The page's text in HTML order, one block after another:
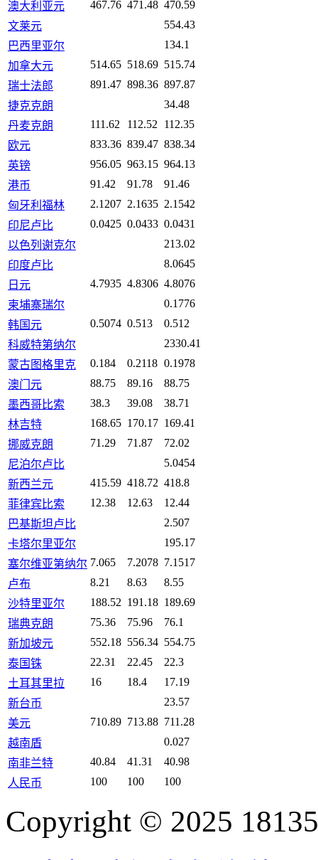
澳大利亚元 467.76 471.48 470.59
文莱元
554.43
巴西里亚尔
134.1
加拿大元
514.65 518.69 515.74
瑞士法郎
891.47 898.36 897.87
捷克克朗
34.48
丹麦克朗
111.62 112.52
112.35
欧元
833.36 839.47 838.34
英镑
956.05 963.15 964.13
港币
91.42 91.78
91.46
匈牙利福林
2.1207 2.1635 2.1542
印尼卢比
0.0425 0.0433 0.0431
以色列谢克尔
213.02
印度卢比
8.0645
日元
4.7935 4.8306 4.8076
柬埔寨瑞尔
0.1776
韩国元
0.5074 0.513
0.512
科威特第纳尔
2330.41
蒙古图格里克
0.184 0.2118 0.1978
澳门元
88.75 89.16
88.75
墨西哥比索
38.3 39.08
38.71
林吉特
168.65 170.17 169.41
挪威克朗
71.29 71.87
72.02
尼泊尔卢比
5.0454
新西兰元
415.59 418.72 418.8
菲律宾比索
12.38 12.63
12.44
巴基斯坦卢比
2.507
卡塔尔里亚尔
195.17
塞尔维亚第纳尔 7.065 7.2078 7.1517
卢布
8.21 8.63
8.55
沙特里亚尔
188.52 191.18 189.69
瑞典克朗
75.36 75.96
76.1
新加坡元
552.18 556.34 554.75
泰国铢
22.31 22.45
22.3
土耳其里拉
16 18.4
17.19
新台币
23.57
美元
710.89 713.88 711.28
越南盾
0.027
南非兰特
40.84 41.31
40.98
人民币
100 100 100
Copyright © 2025